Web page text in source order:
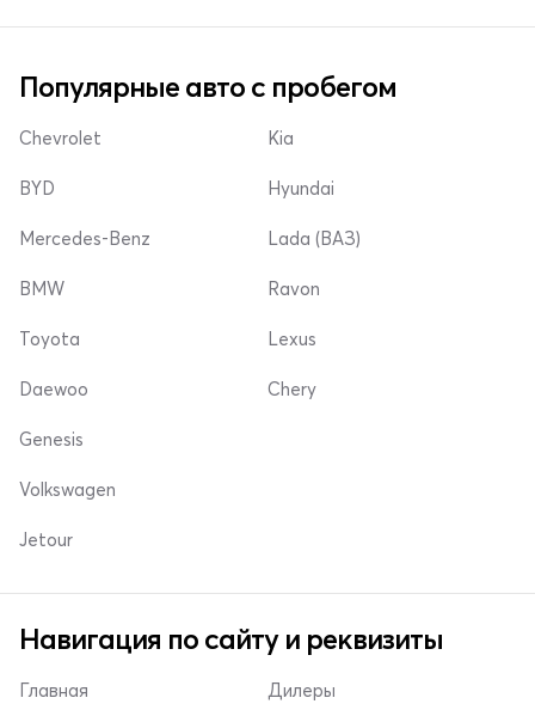
Популярные авто с пробегом
Chevrolet
BYD
Mercedes-Benz
Kia
Hyundai
Lada (ВАЗ)
BMW
Toyota
Daewoo
Ravon
Lexus
Chery
Genesis
Volkswagen
Jetour
Навигация по сайту и реквизиты
Главная Дилеры